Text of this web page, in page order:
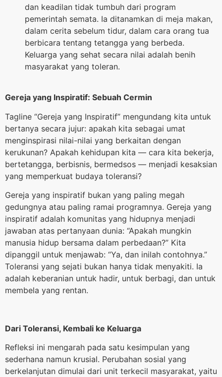
dan keadilan tidak tumbuh dari program
pemerintah semata. Ia ditanamkan di meja makan,
dalam cerita sebelum tidur, dalam cara orang tua
berbicara tentang tetangga yang berbeda.
Keluarga yang sehat secara nilai adalah benih
masyarakat yang toleran.
Gereja yang Inspiratif: Sebuah Cermin
Tagline “Gereja yang Inspiratif” mengundang kita untuk
bertanya secara jujur: apakah kita sebagai umat
menginspirasi nilai-nilai yang berkaitan dengan
kerukunan? Apakah kehidupan kita — cara kita bekerja,
bertetangga, berbisnis, bermedsos — menjadi kesaksian
yang memperkuat budaya toleransi?
Gereja yang inspiratif bukan yang paling megah
gedungnya atau paling ramai programnya. Gereja yang
inspiratif adalah komunitas yang hidupnya menjadi
jawaban atas pertanyaan dunia: “Apakah mungkin
manusia hidup bersama dalam perbedaan?” Kita
dipanggil untuk menjawab: “Ya, dan inilah contohnya.”
Toleransi yang sejati bukan hanya tidak menyakiti. Ia
adalah keberanian untuk hadir, untuk berbagi, dan untuk
membela yang rentan.
Dari Toleransi, Kembali ke Keluarga
Refleksi ini mengarah pada satu kesimpulan yang
sederhana namun krusial. Perubahan sosial yang
berkelanjutan dimulai dari unit terkecil masyarakat, yaitu